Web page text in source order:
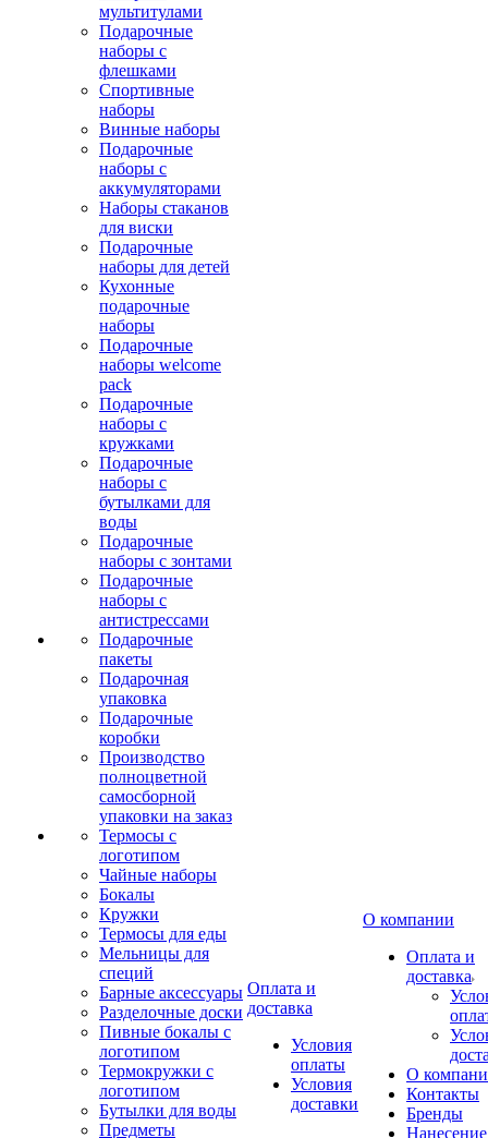
мультитулами
Подарочные
наборы с
флешками
Спортивные
наборы
Винные наборы
Подарочные
наборы с
аккумуляторами
Наборы стаканов
для виски
Подарочные
наборы для детей
Кухонные
подарочные
наборы
Подарочные
наборы welcome
pack
Подарочные
наборы с
кружками
Подарочные
наборы с
бутылками для
воды
Подарочные
наборы с зонтами
Подарочные
наборы с
антистрессами
Подарочные
пакеты
Подарочная
упаковка
Подарочные
коробки
Производство
полноцветной
самосборной
упаковки на заказ
Термосы с
логотипом
Чайные наборы
Бокалы
Кружки
Термосы для еды
Мельницы для
специй
Барные аксессуары
Разделочные доски
Пивные бокалы с
логотипом
Термокружки с
логотипом
Бутылки для воды
Предметы
Оплата и
доставка
Условия
оплаты
Условия
доставки
О компании
Оплата и
доставка
О
Контакты
Бренды
Нанесение